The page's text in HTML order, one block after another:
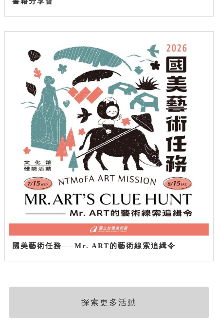
國美藝術任務──Mr. ART的藝術線索追緝令
探索更多活動